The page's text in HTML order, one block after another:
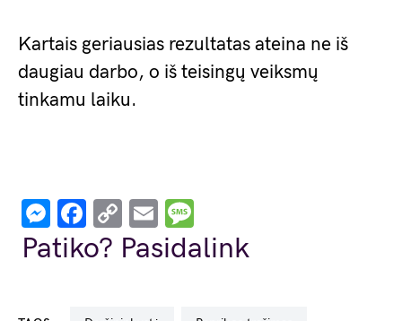
Kartais geriausias rezultatas ateina ne iš
daugiau darbo, o iš teisingų veiksmų
tinkamu laiku.
Messenger
Facebook
Copy
Link
Email
Patiko? Pasidalink